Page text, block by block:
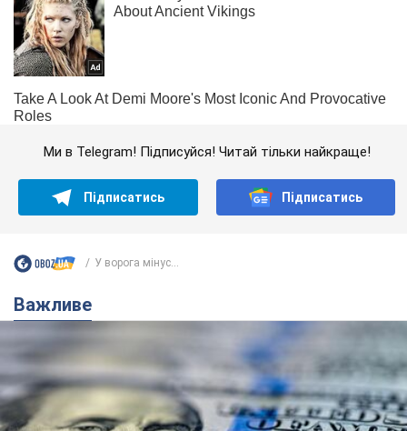
Ми в Telegram! Підписуйся! Читай тільки найкраще!
Підписатись Підписатись
У ворога мінус...
Важливе